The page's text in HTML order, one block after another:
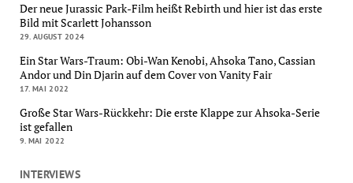
Der neue Jurassic Park-Film heißt Rebirth und hier ist das erste
Bild mit Scarlett Johansson
29. AUGUST 2024
Ein Star Wars-Traum: Obi-Wan Kenobi, Ahsoka Tano, Cassian
Andor und Din Djarin auf dem Cover von Vanity Fair
17. MAI 2022
Große Star Wars-Rückkehr: Die erste Klappe zur Ahsoka-Serie
ist gefallen
9. MAI 2022
INTERVIEWS